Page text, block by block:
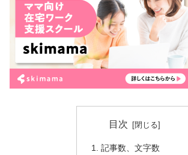
目次
記事数、文字数